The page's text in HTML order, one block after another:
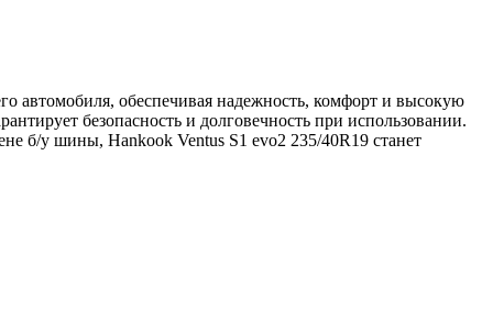
автомобиля, обеспечивая надежность, комфорт и высокую
безопасность и долговечность при использовании.
б/у шины, Hankook Ventus S1 evo2 235/40R19 станет